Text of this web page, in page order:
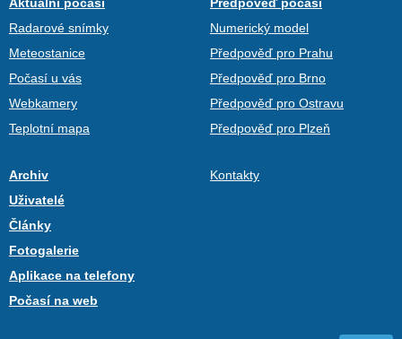
Aktuální počasí
Radarové snímky
Meteostanice
Počasí u vás
Webkamery
Teplotní mapa
Předpověď počasí
Numerický model
Předpověď pro Prahu
Předpověď pro Brno
Předpověď pro Ostravu
Předpověď pro Plzeň
Archiv
Uživatelé
Články
Fotogalerie
Aplikace na telefony
Počasí na web
Kontakty